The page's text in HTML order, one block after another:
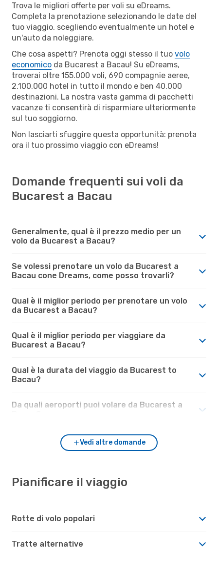
Trova le migliori offerte per voli su eDreams.
Completa la prenotazione selezionando le date del
tuo viaggio, scegliendo eventualmente un hotel e
un'auto da noleggiare.
Che cosa aspetti? Prenota oggi stesso il tuo volo
economico da Bucarest a Bacau! Su eDreams,
troverai oltre 155.000 voli, 690 compagnie aeree,
2.100.000 hotel in tutto il mondo e ben 40.000
destinazioni. La nostra vasta gamma di pacchetti
vacanze ti consentirà di risparmiare ulteriormente
sul tuo soggiorno.
Non lasciarti sfuggire questa opportunità: prenota
ora il tuo prossimo viaggio con eDreams!
Domande frequenti sui voli da
Bucarest a Bacau
Generalmente, qual è il prezzo medio per un
volo da Bucarest a Bacau?
Se volessi prenotare un volo da Bucarest a
Bacau cone Dreams, come posso trovarli?
Qual è il miglior periodo per prenotare un volo
da Bucarest a Bacau?
Qual è il miglior periodo per viaggiare da
Bucarest a Bacau?
Qual è la durata del viaggio da Bucarest to
Bacau?
Da quali aeroporti puoi volare da Bucarest a
Vedi altre domande
Pianificare il viaggio
Rotte di volo popolari
Tratte alternative